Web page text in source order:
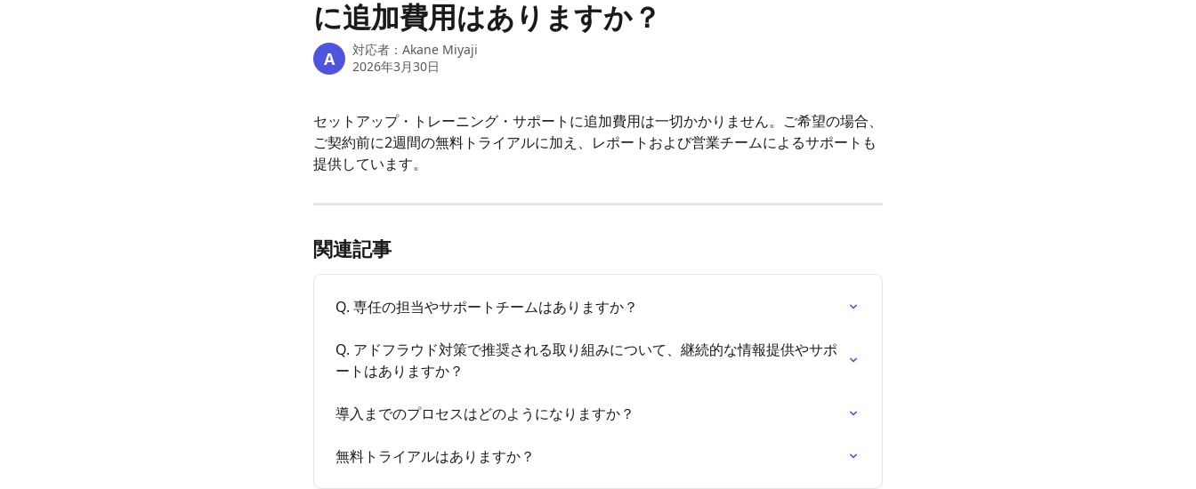
に追加費用はありますか？
A 対応者： Akane Miyaji
2026年3月30日
セットアップ・トレーニング・サポートに追加費用は一切かかりません。ご希望の場合、
ご契約前に2週間の無料トライアルに加え、レポートおよび営業チームによるサポートも
提供しています。
関連記事
Q. 専任の担当やサポートチームはありますか？
Q. アドフラウド対策で推奨される取り組みについて、継続的な情報提供やサポ
ートはありますか？
導入までのプロセスはどのようになりますか？
無料トライアルはありますか？